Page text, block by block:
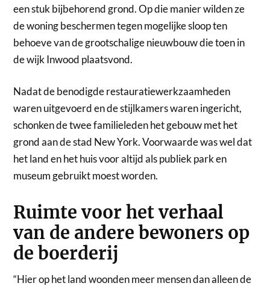
een stuk bijbehorend grond. Op die manier wilden ze
de woning beschermen tegen mogelijke sloop ten
behoeve van de grootschalige nieuwbouw die toen in
de wijk Inwood plaatsvond.
Nadat de benodigde restauratiewerkzaamheden
waren uitgevoerd en de stijlkamers waren ingericht,
schonken de twee familieleden het gebouw met het
grond aan de stad New York. Voorwaarde was wel dat
het land en het huis voor altijd als publiek park en
museum gebruikt moest worden.
Ruimte voor het verhaal
van de andere bewoners op
de boerderij
“Hier op het land woonden meer mensen dan alleen de